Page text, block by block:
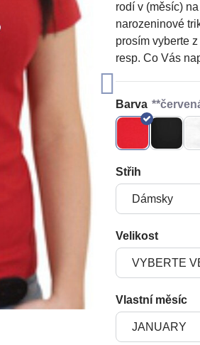
rodí v (měsíc)
narozeninové
prosím vyberte
resp. Co Vás
Barva
Střih
Velikost
Vlastní měsíc